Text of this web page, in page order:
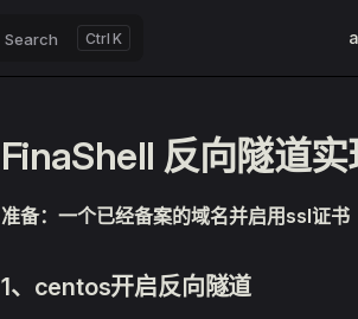
Search K
FinaShell 反向隧道
准备：一个已经备案的域名并启用ssl证书
1、centos开启反向隧道